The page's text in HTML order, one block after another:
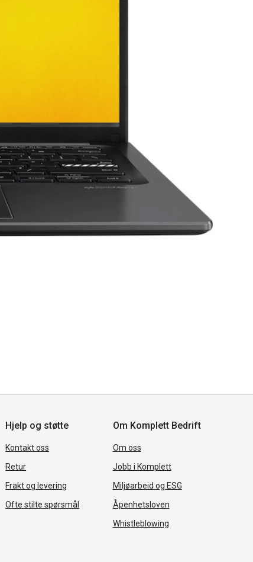
Hjelp og støtte
Kontakt oss
Retur
Frakt og levering
Ofte stilte spørsmål
Om Komplett Bedrift
Om oss
Jobb i Komplett
Miljøarbeid og ESG
Åpenhetsloven
Whistleblowing